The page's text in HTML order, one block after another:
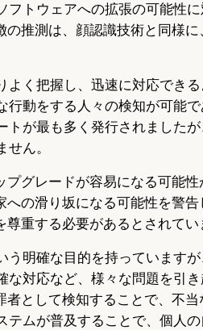
トウェアへの拡張の可能性
推測は、顔認識技術と同様に
く把握し、迅速に対応できる
行動をする人々の検知が可能
が最も多く発行されましたが
ん。
グレードが容易になる可能性
の滑り坂になる可能性を警告
重する必要があるとされてい
う明確な目的を持っています
対応など、様々な問題を引
として検知することで、不当
ムが普及することで、個人